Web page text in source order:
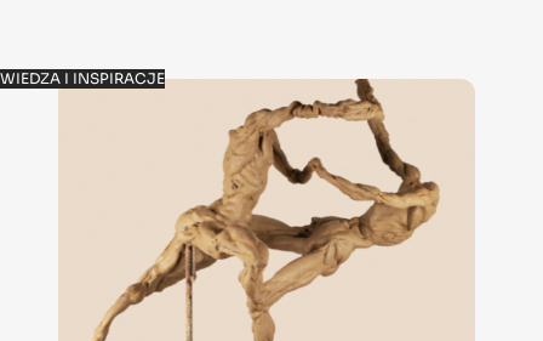
WIEDZA I INSPIRACJE